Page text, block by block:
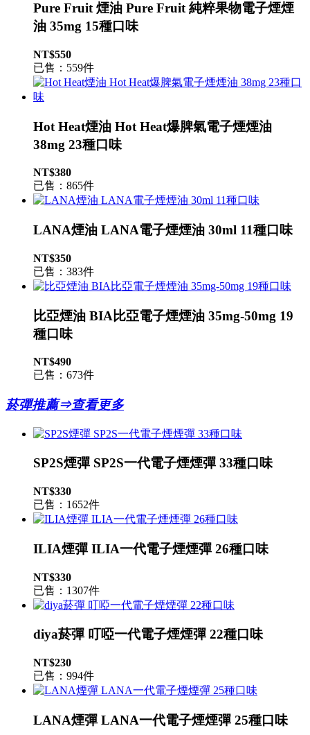
Pure Fruit 煙油 Pure Fruit 純粹果物電子煙煙
油 35mg 15種口味
NT$550
已售：559件
Hot Heat煙油 Hot Heat爆脾氣電子煙煙油
38mg 23種口味
NT$380
已售：865件
LANA煙油 LANA電子煙煙油 30ml 11種口味
NT$350
已售：383件
比亞煙油 BIA比亞電子煙煙油 35mg-50mg 19
種口味
NT$490
已售：673件
菸彈推薦⇒查看更多
SP2S煙彈 SP2S一代電子煙煙彈 33種口味
NT$330
已售：1652件
ILIA煙彈 ILIA一代電子煙煙彈 26種口味
NT$330
已售：1307件
diya菸彈 叮啞一代電子煙煙彈 22種口味
NT$230
已售：994件
LANA煙彈 LANA一代電子煙煙彈 25種口味